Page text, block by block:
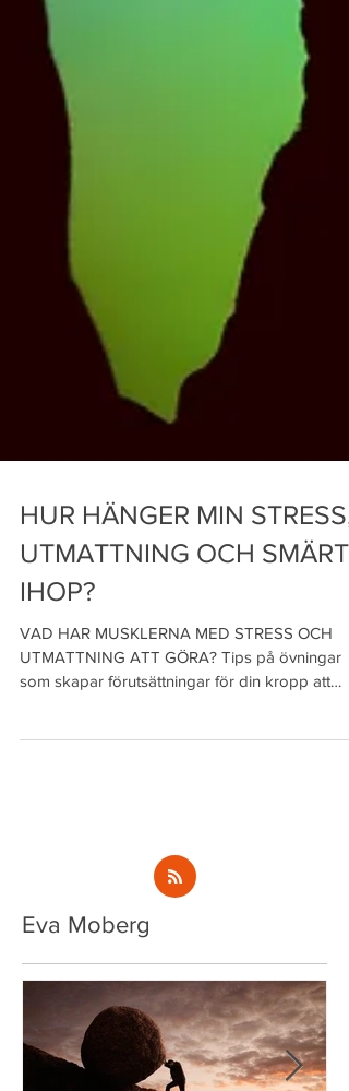
HUR HÄNGER MIN STRESS,
UTMATTNING OCH
IHOP?
VAD HAR MUSKLERNA MED STRESS OCH
UTMATTNING ATT GÖRA? Tips på övningar